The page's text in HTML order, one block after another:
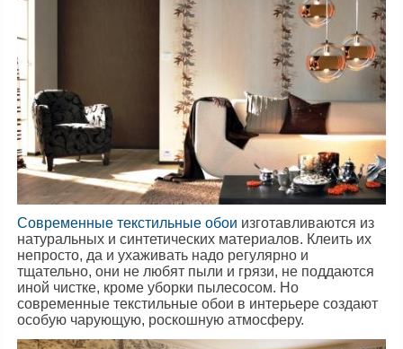
Современные текстильные обои изготавливаются из
натуральных и синтетических материалов. Клеить их
непросто, да и ухаживать надо регулярно и
тщательно, они не любят пыли и грязи, не поддаются
иной чистке, кроме уборки пылесосом. Но
современные текстильные обои в интерьере создают
особую чарующую, роскошную атмосферу.